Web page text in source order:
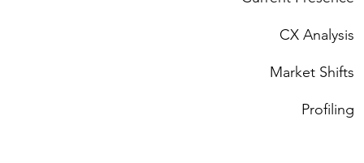
CX Analysis
Market Shifts
Profiling